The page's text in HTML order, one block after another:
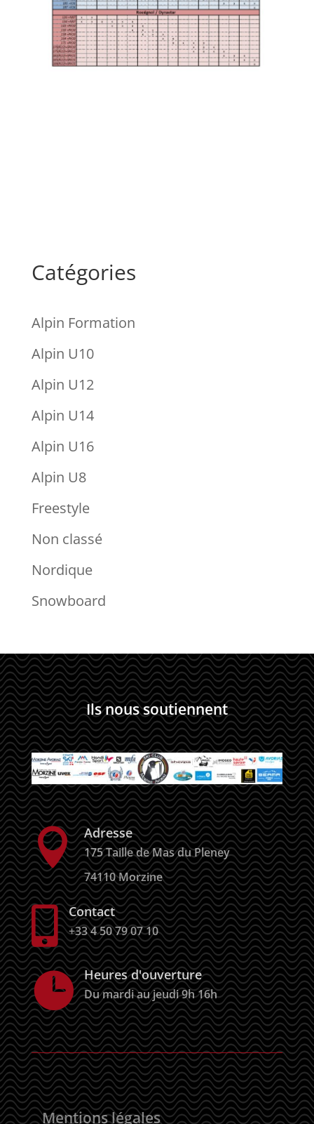
Catégories
Alpin Formation
Alpin U10
Alpin U12
Alpin U14
Alpin U16
Alpin U8
Freestyle
Non classé
Nordique
Snowboard
Ils nous soutiennent
 Adresse
175 Taille de Mas du Pleney
74110 Morzine
 Contact
+33 4 50 79 07 10
 Heures d'ouverture
Du mardi au jeudi 9h 16h
Mentions légales